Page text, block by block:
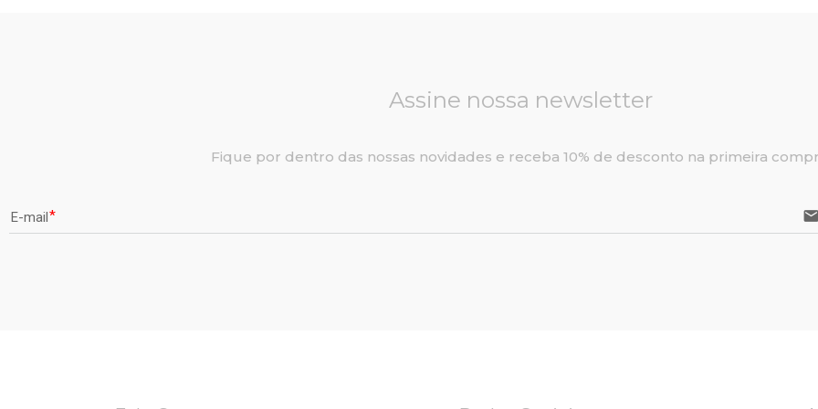
Assine nossa newsletter
Fique por dentro das nossas novidades e receba 10% de desconto na primeira
E-mail email